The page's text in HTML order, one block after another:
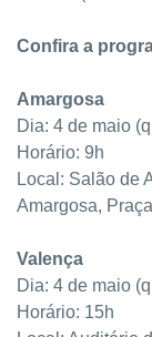
Confira a
Amargosa
Dia: 4 de maio
Horário: 9h
Local: Salão de
Amargosa,
Valença
Dia: 4 de maio
Horário: 15h